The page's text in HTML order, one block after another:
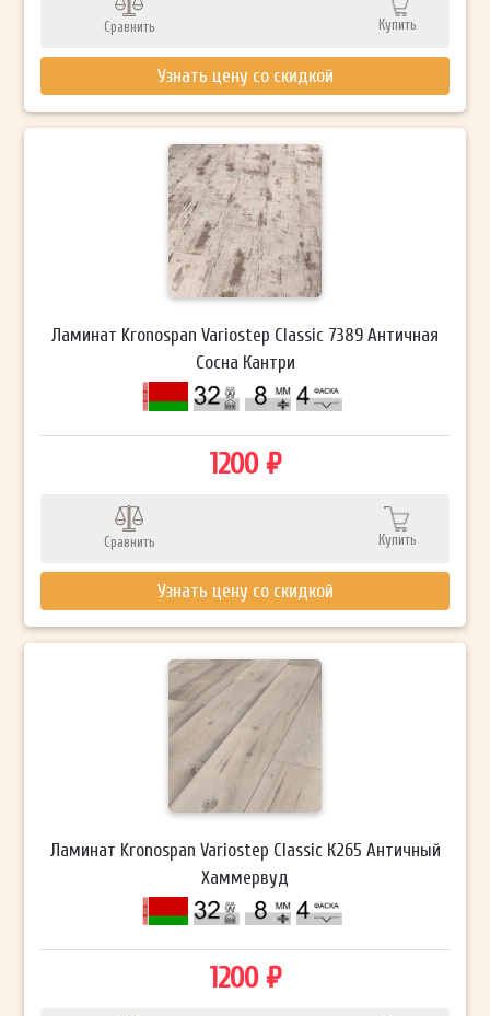
Сравнить Купить
Узнать цену со скидкой
Ламинат Kronospan Variostep Classic 7389 Античная
Сосна Кантри
1200 ₽
Сравнить Купить
Узнать цену со скидкой
Ламинат Kronospan Variostep Classic К265 Античный
Хаммервуд
1200 ₽